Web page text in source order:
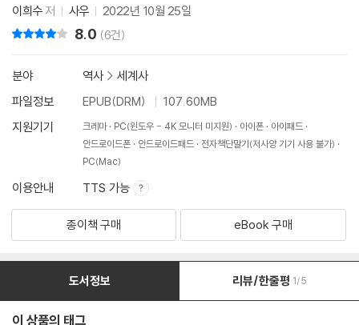
이희수저 사우 2022년 10월 25일
8.0 (6건)
분야 역사> 세계사
파일정보
EPUB(DRM)
107.60MB
지원기기
크레마 PC(윈도우 - 4K 모니터 미지원) 아이폰
아이패드
안드로이드폰
안드로이드패드
전자책단말기(저사양 기기 사용 불가)
PC(Mac)
이용안내 TTS 가능
종이책 구매 eBook 구매
도서정보 리뷰/한줄평 1/5
이 상품의 태그